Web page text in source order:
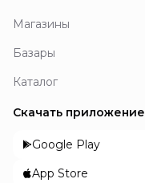
Магазины
Базары
Каталог
Скачать приложение
Google Play
App Store